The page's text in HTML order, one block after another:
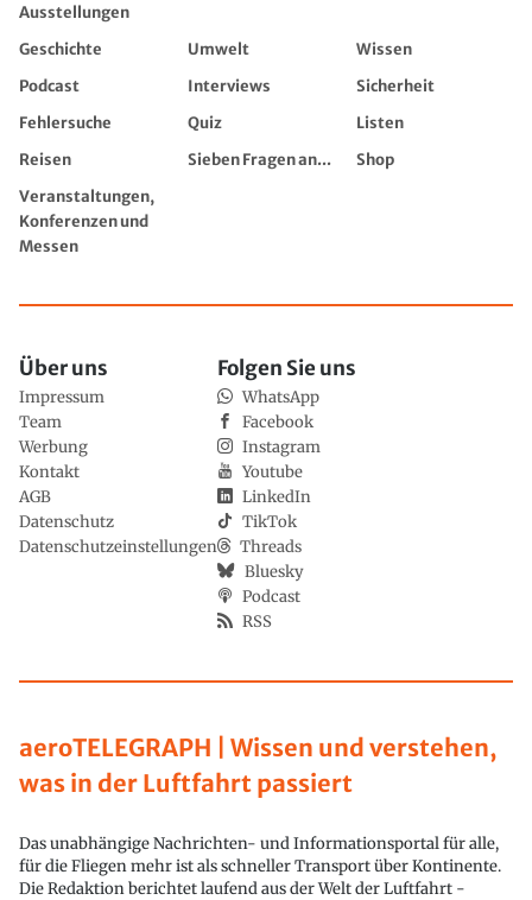
Ausstellungen
Geschichte Umwelt
Wissen
Podcast
Interviews
Sicherheit
Fehlersuche
Quiz
Listen
Reisen
Sieben Fragen an...
Shop
Veranstaltungen,
Konferenzen und
Messen
aeroTELEGRAPH | Wissen und verstehen,
was in der Luftfahrt passiert
Das unabhängige Nachrichten- und Informationsportal für alle,
für die Fliegen mehr ist als schneller Transport über Kontinente.
Die Redaktion berichtet laufend aus der Welt der Luftfahrt -
Über uns
Impressum
Team
Werbung
Kontakt
AGB
Datenschutz
Datenschutzeinstellungen
Folgen Sie uns
WhatsApp
Facebook
Instagram
Youtube
LinkedIn
TikTok
Threads
Bluesky
Podcast
RSS